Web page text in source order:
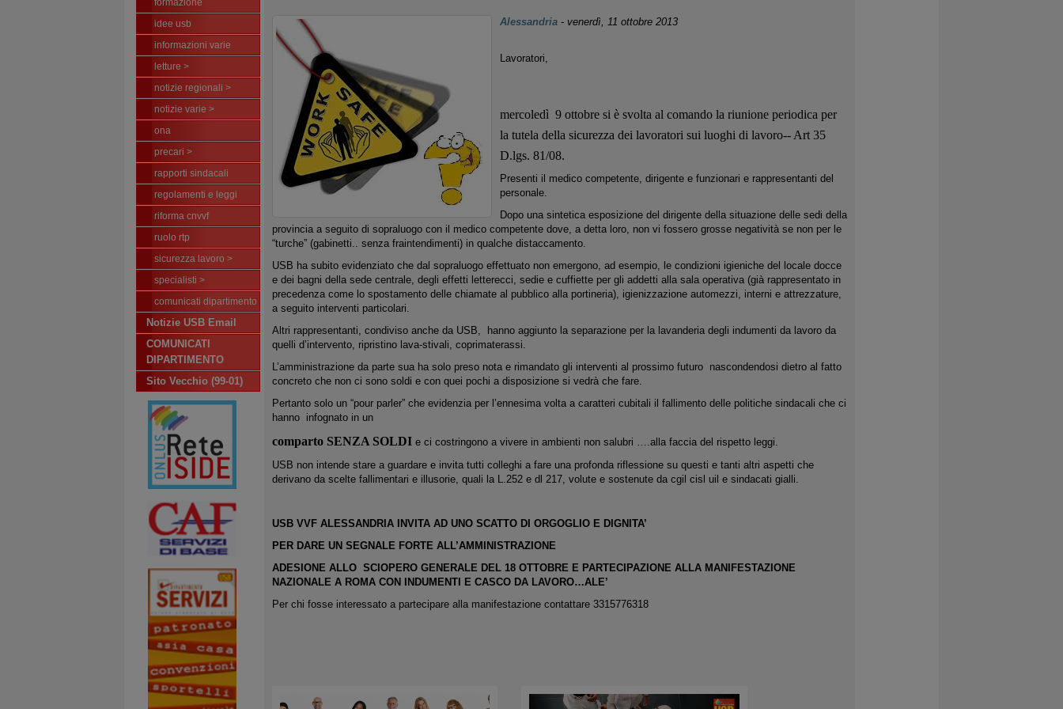
formazione
idee usb
informazioni varie
letture >
notizie regionali >
notizie varie >
ona
precari >
rapporti sindacali
regolamenti e leggi
riforma cnvvf
ruolo rtp
sicurezza lavoro >
specialisti >
comunicati dipartimento
Notizie USB Email
COMUNICATI
DIPARTIMENTO
Sito Vecchio (99-01)
Alessandria- venerdì, 11 ottobre 2013
Lavoratori,
mercoledì 9 ottobre si è svolta al comando la riunione periodica per
la tutela della sicurezza dei lavoratori sui luoghi di lavoro-- Art 35
D.lgs. 81/08.
Presenti il medico competente, dirigente e funzionari e rappresentanti del
personale.
Dopo una sintetica esposizione del dirigente della situazione delle sedi della
provincia a seguito di sopraluogo con il medico competente dove, a detta loro, non vi fossero grosse negatività se non per le
“turche” (gabinetti.. senza fraintendimenti) in qualche distaccamento.
USB ha subito evidenziato che dal sopraluogo effettuato non emergono, ad esempio, le condizioni igieniche del locale docce
e dei bagni della sede centrale, degli effetti letterecci, sedie e cuffiette per gli addetti alla sala operativa (già rappresentato in
precedenza come lo spostamento delle chiamate al pubblico alla portineria), igienizzazione automezzi, interni e attrezzature,
a seguito interventi particolari.
Altri rappresentanti, condiviso anche da USB, hanno aggiunto la separazione per la lavanderia degli indumenti da lavoro da
quelli d’intervento, ripristino lava-stivali, coprimaterassi.
L’amministrazione da parte sua ha solo preso nota e rimandato gli interventi al prossimo futuro nascondendosi dietro al fatto
concreto che non ci sono soldi e con quei pochi a disposizione si vedrà che fare.
Pertanto solo un “pour parler” che evidenzia per l’ennesima volta a caratteri cubitali il fallimento delle politiche sindacali che ci
hanno infognato in un
comparto SENZA SOLDI e ci costringono a vivere in ambienti non salubri ….alla faccia del rispetto leggi.
USB non intende stare a guardare e invita tutti colleghi a fare una profonda riflessione su questi e tanti altri aspetti che
derivano da scelte fallimentari e illusorie, quali la L.252 e dl 217, volute e sostenute da cgil cisl uil e sindacati gialli.
USB VVF ALESSANDRIA INVITA AD UNO SCATTO DI ORGOGLIO E DIGNITA’
PER DARE UN SEGNALE FORTE ALL’AMMINISTRAZIONE
ADESIONE ALLO SCIOPERO GENERALE DEL 18 OTTOBRE E PARTECIPAZIONE ALLA MANIFESTAZIONE
NAZIONALE A ROMA CON INDUMENTI E CASCO DA LAVORO…ALE’
Per chi fosse interessato a partecipare alla manifestazione contattare 3315776318